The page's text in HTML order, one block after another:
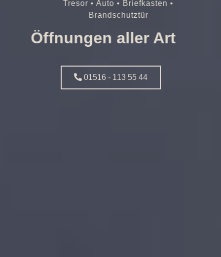
Tresor • Auto • Briefkasten •
Brandschutztür
Öffnungen aller Art
01516 - 113 55 44